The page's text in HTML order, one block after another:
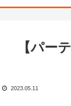
【パー
2023.05.11